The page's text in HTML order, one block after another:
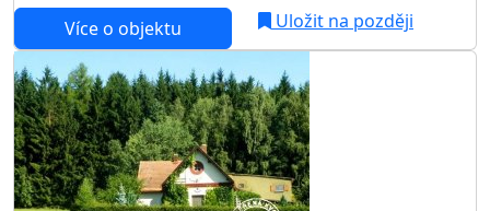
Více o objektu
Uložit na později